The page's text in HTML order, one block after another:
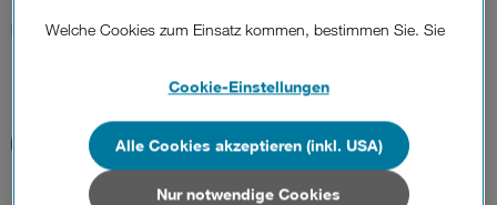
EinmaligWelche Cookies zum Einsatz kommen, bestimmen Sie. Sie
Wenn Sie allen Cookies zustimmen, werden auch Cookies
von Drittanbietern verarbeitet, die Ihre Daten in Ländern
außerhalb der europäischen Union (z.B. in den USA)
Cookie-Einstellungen
Nur notwendige Cookies
Alle Cookies akzeptieren (inkl. USA)